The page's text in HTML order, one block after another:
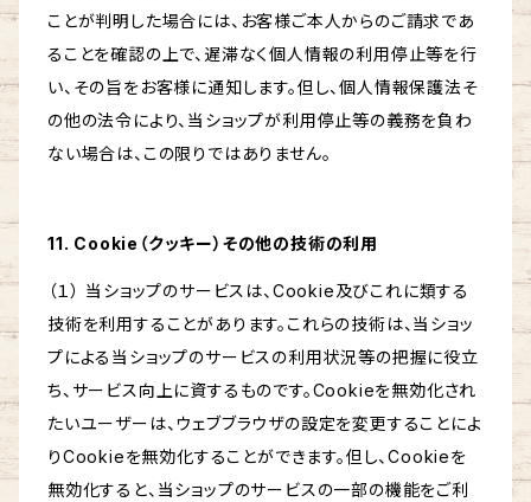
ことが判明した場合には、お客様ご本人からのご請求であ
ることを確認の上で、遅滞なく個人情報の利用停止等を行
い、その旨をお客様に通知します。但し、個人情報保護法そ
の他の法令により、当ショップが利用停止等の義務を負わ
ない場合は、この限りではありません。
11. Cookie（クッキー）その他の技術の利用
（１） 当ショップのサービスは、Cookie及びこれに類する
技術を利用することがあります。これらの技術は、当ショッ
プによる当ショップのサービスの利用状況等の把握に役立
ち、サービス向上に資するものです。Cookieを無効化され
たいユーザーは、ウェブブラウザの設定を変更することによ
りCookieを無効化することができます。但し、Cookieを
無効化すると、当ショップのサービスの一部の機能をご利